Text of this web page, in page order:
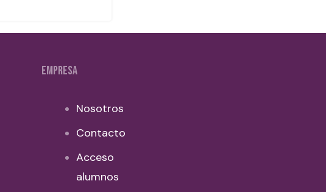
EMPRESA
Nosotros
Contacto
Acceso
alumnos